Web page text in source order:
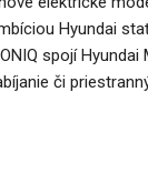
Hyundai
spojí
či